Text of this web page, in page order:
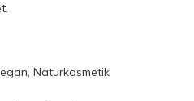
Naturkosmetik